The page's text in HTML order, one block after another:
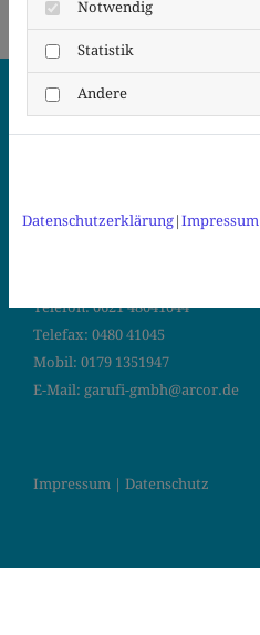
Anschrift
68229 Mannheim-Friedrichsfeld
Telefon:0621 48041044
Telefax: 0480 41045
Mobil: 0179 1351947
E-Mail: garufi-gmbh@arcor.de
Impressum | Datenschutz
Notwendig
Statistik
Andere
Datenschutzerklärung Impressum